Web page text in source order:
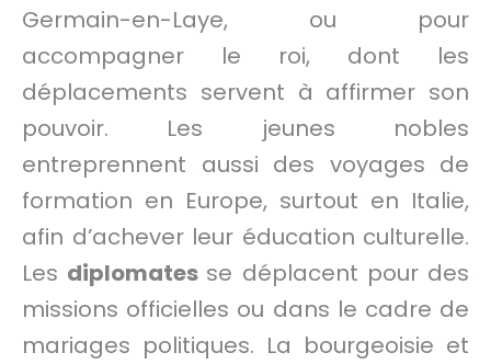
Germain-en-Laye, ou pour
accompagner le roi, dont les
déplacements servent à affirmer son
pouvoir. Les jeunes nobles
entreprennent aussi des voyages de
formation en Europe, surtout en Italie,
afin d’achever leur éducation culturelle.
Les diplomates se déplacent pour des
missions officielles ou dans le cadre de
mariages politiques. La bourgeoisie et